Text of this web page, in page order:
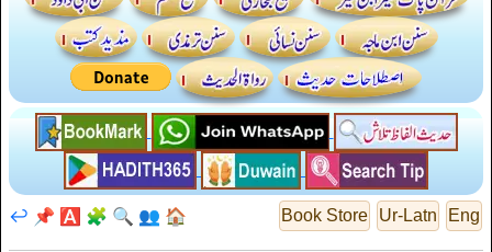
Eng
Ur-Latn
Book Store
🏠
👥
🔍
🧩
🅰️
📌
↩️